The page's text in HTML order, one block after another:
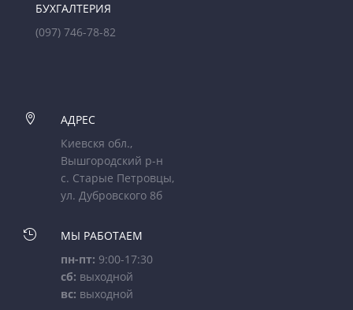
БУХГАЛТЕРИЯ
(097) 746-78-82

АДРЕС
Киевскя обл.,
Вышгородский р-н
с. Старые Петровцы,
ул. Дубровского 8б

МЫ РАБОТАЕМ
пн-пт: 9:00-17:30
сб: выходной
вс: выходной